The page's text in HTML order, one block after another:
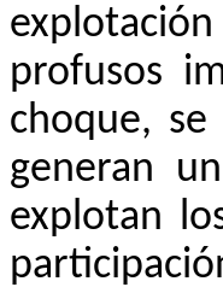
profusos
choque,
generan
explotan